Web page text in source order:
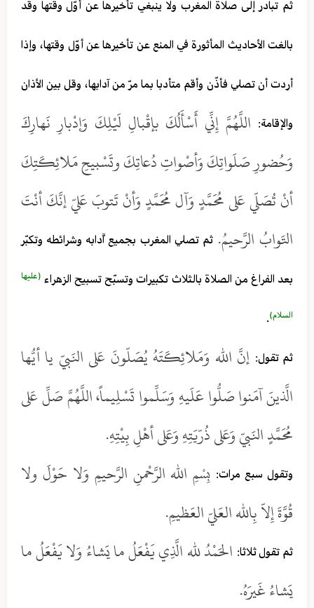
ثم تبادر إلى صلاة المغرب ولا ينبغي تأخيرها عن أوّل وقتها وقد
بالغت الأحاديث المأثورة في المنع عن تأخيرها عن أوّل وقتها، وإذا
أردت أن تصلي فأذّن وأقم متأدبا بما مرّ من آدابها، وقل بين الأذان
والإقامة: اللَّهُمَّ إِنِّي أَسْأَلُكَ بإقْبالِ لَيْلِكَ وَإدْبارِ نَهارِكَ
وَحُضورِ صَلَواتِكَ وَأصْواتِ دُعاتِكَ وتَسْبيحِ مَلائِكَتِكَ
أنْ تُصَلّي عَلى مُحَمَّدٍ وَآل مُحَمَّدٍ وَأنْ تَتوبَ عَليّ إنَّكَ أنْتَ
التَوابُ الرَّحيمُ.ثم تصلي المغرب بجميع اَّدابه وشرائطه وتكبّر
بعد الفراغ من الصلاة بالثلاث تكبيرات وتسبّح تسبيح الزهراء (عليها
السلام).
ثم تقول: إنَّ الله وَمَلائِكَتَهُ يُصَلّونَ عَلى النَبيّ يا أيُّها
الَّذينَ آمَنوا صَلُّوا عَلَيهِ وَسَلِّموا تَسْلِيماً، اللَّهُمَّ صَلِّ عَلى
مُحَمَّدٍ النَبيّ وَعَلى ذُرّيَتِهِ وَعَلى أهْلِ بِيْتِهِ.
وتقول سبع مرات: بِسْمِ الله الرَّحْمنِ الرَّحيمِ وَلا حَوْلَ ولا
قُوَّةَ إِلاّ بِالله العَليّ العَظيمِ.
ثم تقول ثلاثا: الحَمْدُ لله الَّذِي يَفْعَلُ ما يَشاءُ وَلا يَفْعَلُ ما
يَشاءُ غَيرَهُ.